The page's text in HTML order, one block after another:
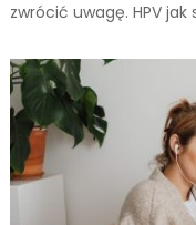
zwrócić uwagę. HPV jak